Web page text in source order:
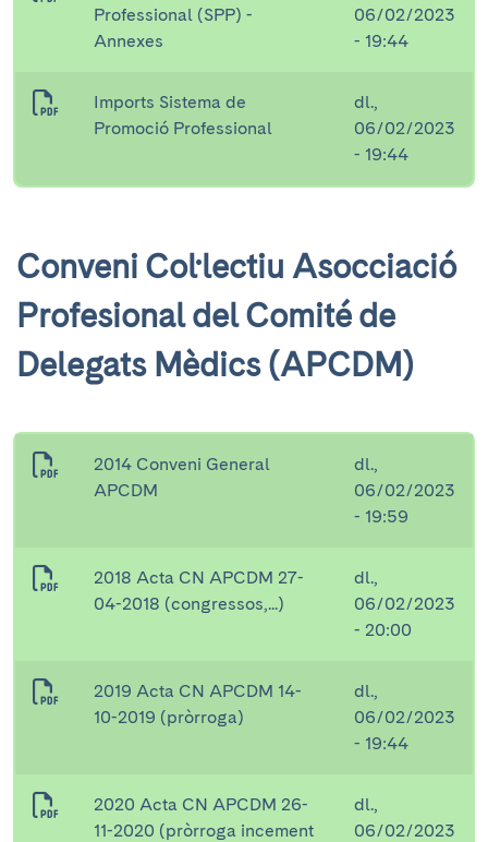
Professional (SPP) -
Annexes
06/02/2023
- 19:44
Imports Sistema de
Promoció Professional
dl.,
06/02/2023
- 19:44
Conveni Col·lectiu Asocciació
Profesional del Comité de
Delegats Mèdics (APCDM)
2014 Conveni General
APCDM
dl.,
06/02/2023
- 19:59
2018 Acta CN APCDM 27-
04-2018 (congressos,...)
dl.,
06/02/2023
- 20:00
2019 Acta CN APCDM 14-
10-2019 (pròrroga)
dl.,
06/02/2023
- 19:44
2020 Acta CN APCDM 26-
11-2020 (pròrroga incement
dl.,
06/02/2023